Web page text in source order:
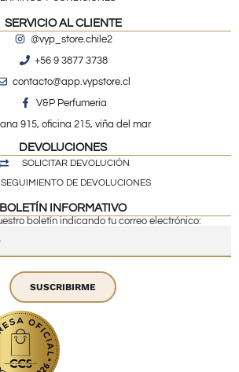
SERVICIO AL CLIENTE
@vyp_store.chile2
+56 9 3877 3738
contacto@app.vypstore.cl
V&P Perfumeria
915, oficina 215, viña del mar
DEVOLUCIONES
SOLICITAR DEVOLUCIÓN
SEGUIMIENTO DE DEVOLUCIONES
BOLETÍN INFORMATIVO
boletín indicando tu correo electrónico:
SUSCRIBIRME